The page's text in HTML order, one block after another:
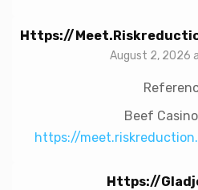
Https://
August 2, 2026
Beef
https://
Https://